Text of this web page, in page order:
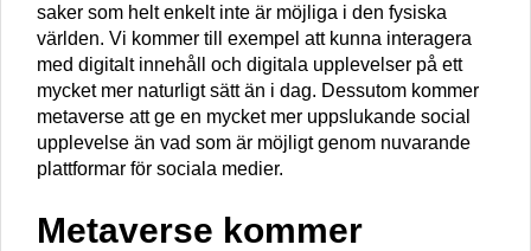
saker som helt enkelt inte är möjliga i den fysiska
världen. Vi kommer till exempel att kunna interagera
med digitalt innehåll och digitala upplevelser på ett
mycket mer naturligt sätt än i dag. Dessutom kommer
metaverse att ge en mycket mer uppslukande social
upplevelse än vad som är möjligt genom nuvarande
plattformar för sociala medier.
Metaverse kommer